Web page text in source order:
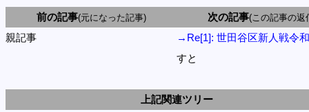
前の記事(元になった記事) 次の記事(この記事の返
親記事
→Re[1]: 世田谷区新人戦令
すと
上記関連ツリー